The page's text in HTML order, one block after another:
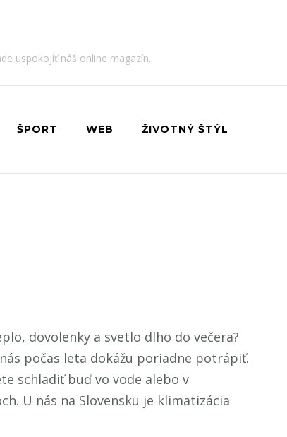
uspokojiť náš online magazín.
ŠPORT WEB ŽIVOTNÝ ŠTÝL
dovolenky a svetlo dlho do večera?
počas leta dokážu poriadne potrápiť.
schladiť buď vo vode alebo v
U nás na Slovensku je klimatizácia